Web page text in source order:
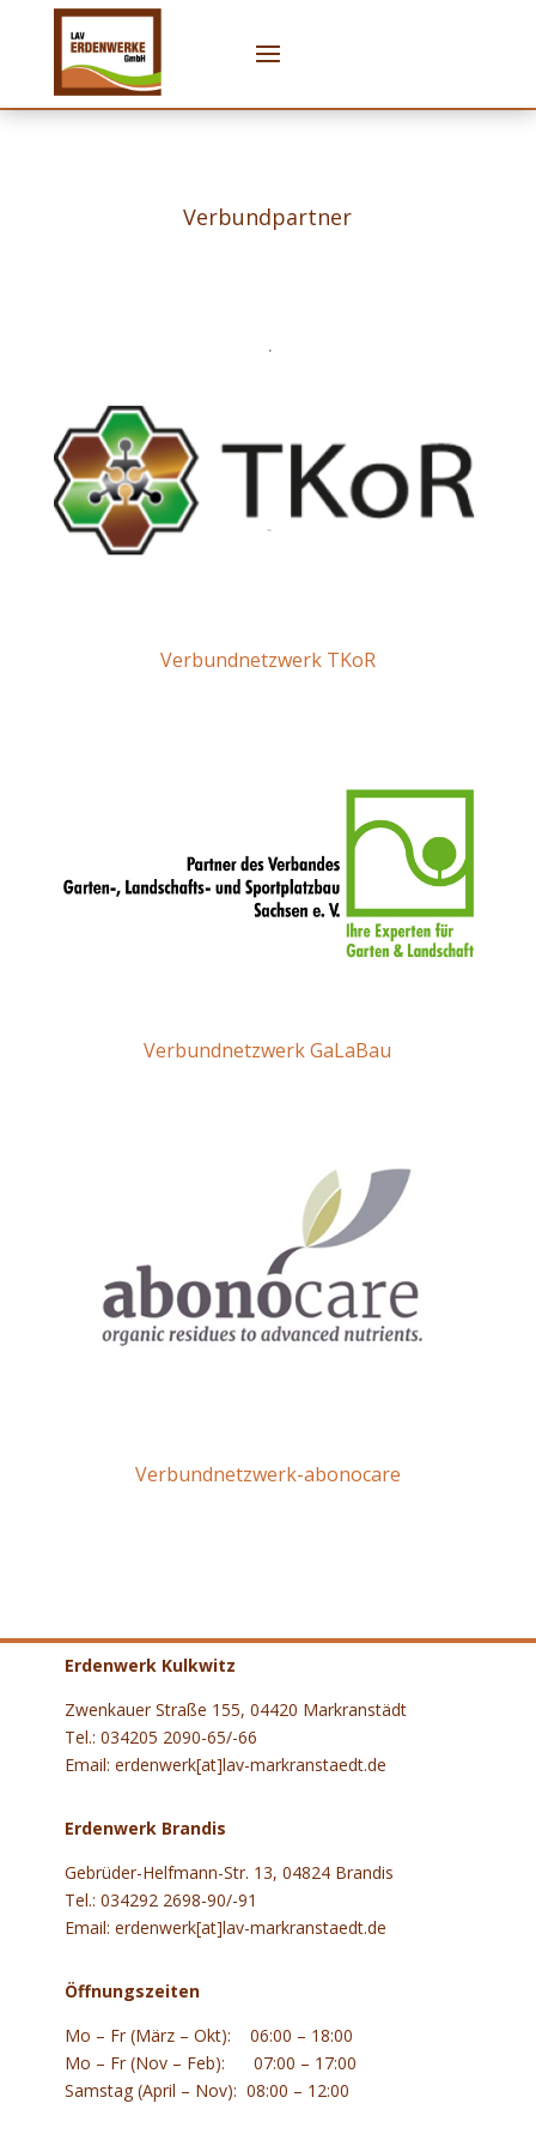
Verbundpartner
Verbundnetzwerk TKoR
Verbundnetzwerk GaLaBau
Verbundnetzwerk-abonocare
Erdenwerk Kulkwitz
Zwenkauer Straße 155, 04420 Markranstädt
Tel.: 034205 2090-65/-66
Email: erdenwerk[at]lav-markranstaedt.de
Erdenwerk Brandis
Gebrüder-Helfmann-Str. 13, 04824 Brandis
Tel.: 034292 2698-90/-91
Email: erdenwerk[at]lav-markranstaedt.de
Öffnungszeiten
Mo – Fr (März – Okt): 06:00 – 18:00
Mo – Fr (Nov – Feb): 07:00 – 17:00
Samstag (April – Nov): 08:00 – 12:00